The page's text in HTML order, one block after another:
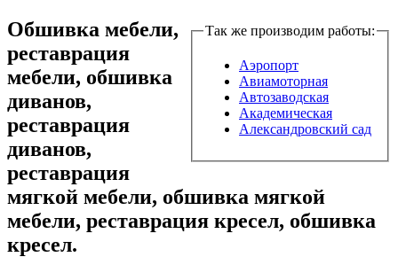
Так же производим работы:
Аэропорт
Авиамоторная
Автозаводская
Академическая
Александровский сад
Обшивка мебели,
реставрация
мебели, обшивка
диванов,
реставрация
диванов,
реставрация
мягкой мебели, обшивка мягкой
мебели, реставрация кресел, обшивка
кресел.